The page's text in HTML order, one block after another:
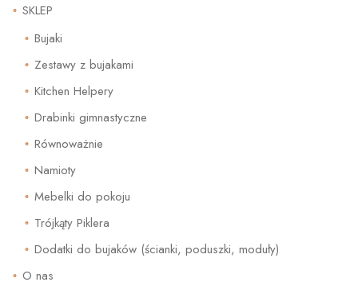
SKLEP
Bujaki
Zestawy z bujakami
Kitchen Helpery
Drabinki gimnastyczne
Równoważnie
Namioty
Mebelki do pokoju
Trójkąty Piklera
Dodatki do bujaków (ścianki, poduszki, moduły)
O nas